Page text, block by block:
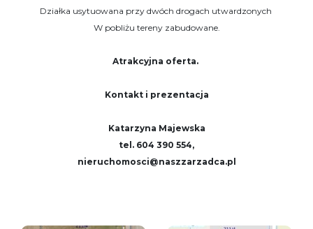
Działka usytuowana przy dwóch drogach utwardzonych
W pobliżu tereny zabudowane.
Atrakcyjna oferta.
Kontakt i prezentacja
Katarzyna Majewska
tel. 604 390 554,
nieruchomosci@naszzarzadca.pl